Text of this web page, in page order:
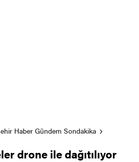
Haber Gündem Sondakika
drone ile dağıtılıyor